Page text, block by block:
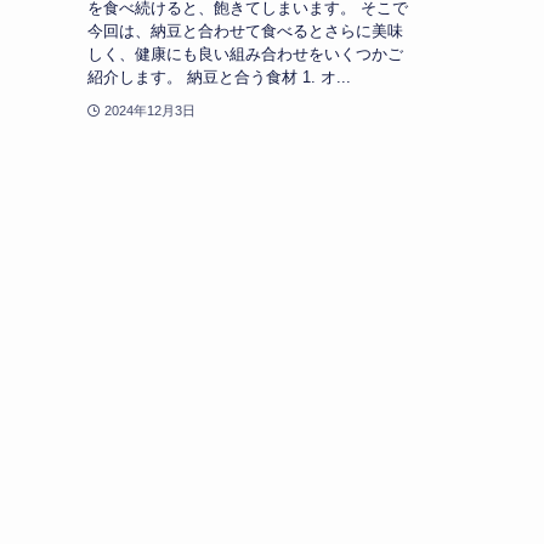
を食べ続けると、飽きてしまいます。 そこで
今回は、納豆と合わせて食べるとさらに美味
しく、健康にも良い組み合わせをいくつかご
紹介します。 納豆と合う食材 1. オ...
2024年12月3日